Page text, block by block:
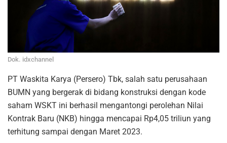
Dok. idxchannel
PT Waskita Karya (Persero) Tbk, salah satu perusahaan
BUMN yang bergerak di bidang konstruksi dengan kode
saham WSKT ini berhasil mengantongi perolehan Nilai
Kontrak Baru (NKB) hingga mencapai Rp4,05 triliun yang
terhitung sampai dengan Maret 2023.